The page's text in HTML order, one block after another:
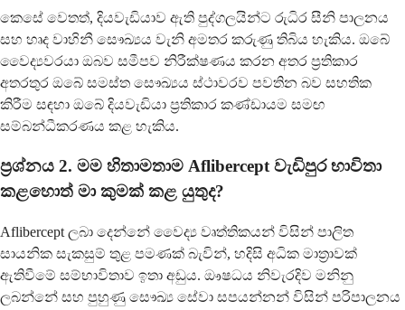
කෙසේ වෙතත්, දියවැඩියාව ඇති පුද්ගලයින්ට රුධිර සීනි පාලනය
සහ හෘද වාහිනී සෞඛ්‍යය වැනි අමතර කරුණු තිබිය හැකිය. ඔබේ
වෛද්‍යවරයා ඔබව සමීපව නිරීක්ෂණය කරන අතර ප්‍රතිකාර
අතරතුර ඔබේ සමස්ත සෞඛ්‍යය ස්ථාවරව පවතින බව සහතික
කිරීම සඳහා ඔබේ දියවැඩියා ප්‍රතිකාර කණ්ඩායම සමඟ
සම්බන්ධීකරණය කළ හැකිය.
ප්‍රශ්නය 2. මම හිතාමතාම Aflibercept වැඩිපුර භාවිතා
කළහොත් මා කුමක් කළ යුතුද?
Aflibercept ලබා දෙන්නේ වෛද්‍ය වෘත්තිකයන් විසින් පාලිත
සායනික සැකසුම් තුළ පමණක් බැවින්, හදිසි අධික මාත්‍රාවක්
ඇතිවීමේ සම්භාවිතාව ඉතා අඩුය. ඖෂධය නිවැරදිව මනිනු
ලබන්නේ සහ පුහුණු සෞඛ්‍ය සේවා සපයන්නන් විසින් පරිපාලනය